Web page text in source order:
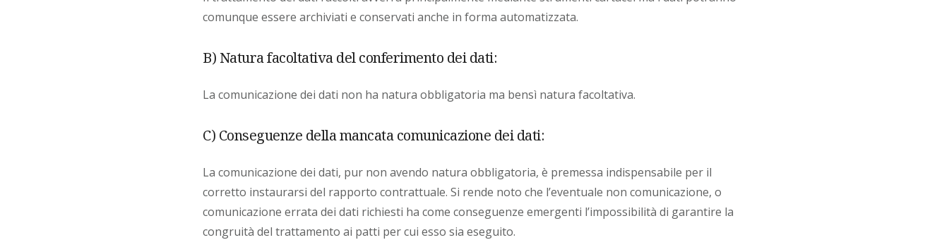
comunque essere archiviati e conservati anche in forma automatizzata.
B) Natura facoltativa del conferimento dei dati:
La comunicazione dei dati non ha natura obbligatoria ma bensì natura facoltativa.
C) Conseguenze della mancata comunicazione dei dati:
La comunicazione dei dati, pur non avendo natura obbligatoria, è premessa indispensabile per il
corretto instaurarsi del rapporto contrattuale. Si rende noto che l’eventuale non comunicazione, o
comunicazione errata dei dati richiesti ha come conseguenze emergenti l’impossibilità di garantire la
congruità del trattamento ai patti per cui esso sia eseguito.